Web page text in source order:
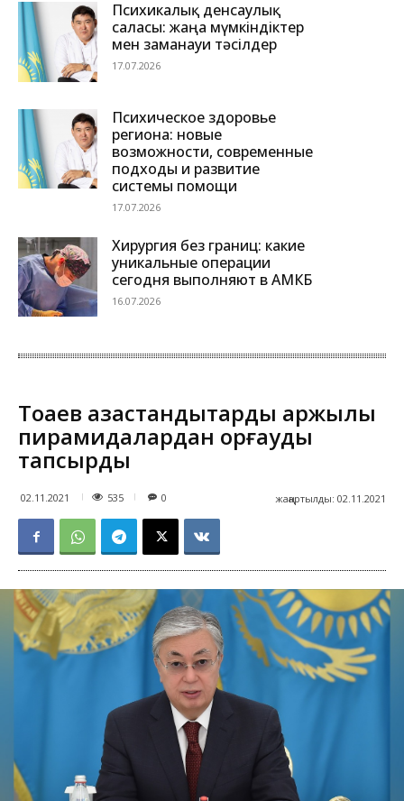
Психикалық денсаулық
саласы: жаңа мүмкіндіктер
мен заманауи тәсілдер
17.07.2026
Психическое здоровье
региона: новые
возможности, современные
подходы и развитие
системы помощи
17.07.2026
Хирургия без границ: какие
уникальные операции
сегодня выполняют в АМКБ
16.07.2026